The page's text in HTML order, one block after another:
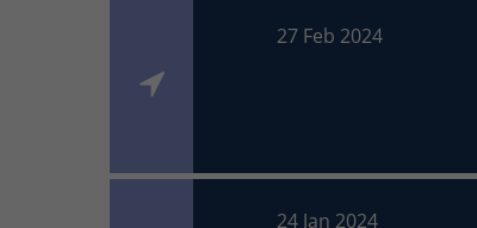
27 Feb 2024
24 Jan 2024